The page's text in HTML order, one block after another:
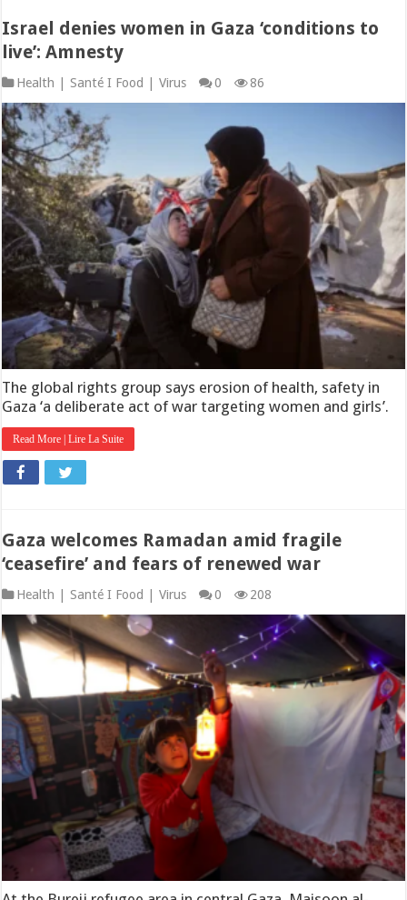
Israel denies women in Gaza ‘conditions to
live’: Amnesty
Health | Santé I Food | Virus 0 86
The global rights group says erosion of health, safety in
Gaza ‘a deliberate act of war targeting women and girls’.
Read More | Lire La Suite
Gaza welcomes Ramadan amid fragile
‘ceasefire’ and fears of renewed war
Health | Santé I Food | Virus 0 208